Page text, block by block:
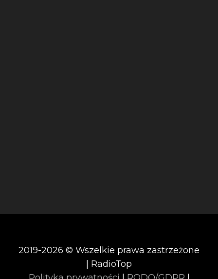
2019-2026 © Wszelkie prawa zastrzeżone
| RadioTop